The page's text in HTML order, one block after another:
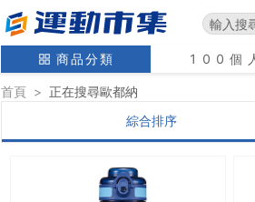
商品分類 100個
首頁 > 正在搜尋歐都納
綜合排序